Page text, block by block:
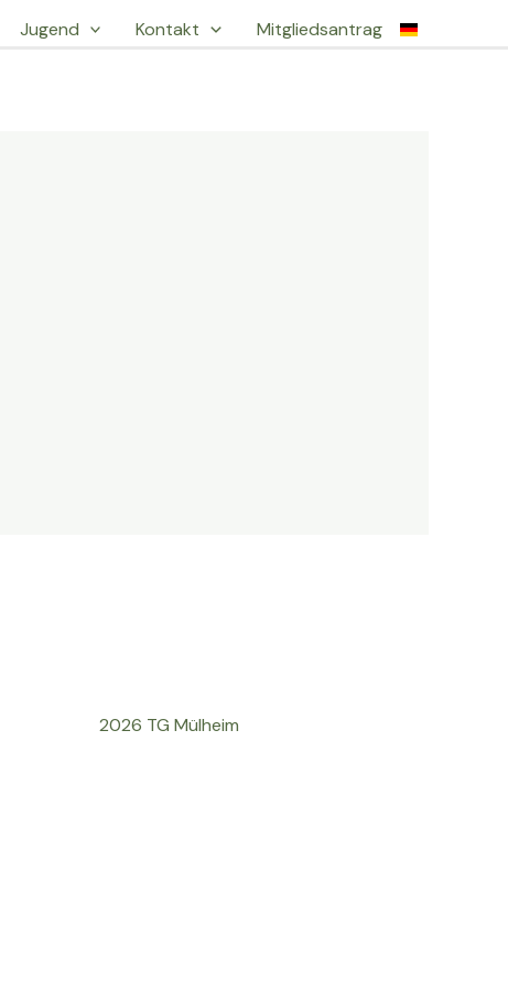
Jugend Kontakt Mitgliedsantrag
2026 TG Mülheim